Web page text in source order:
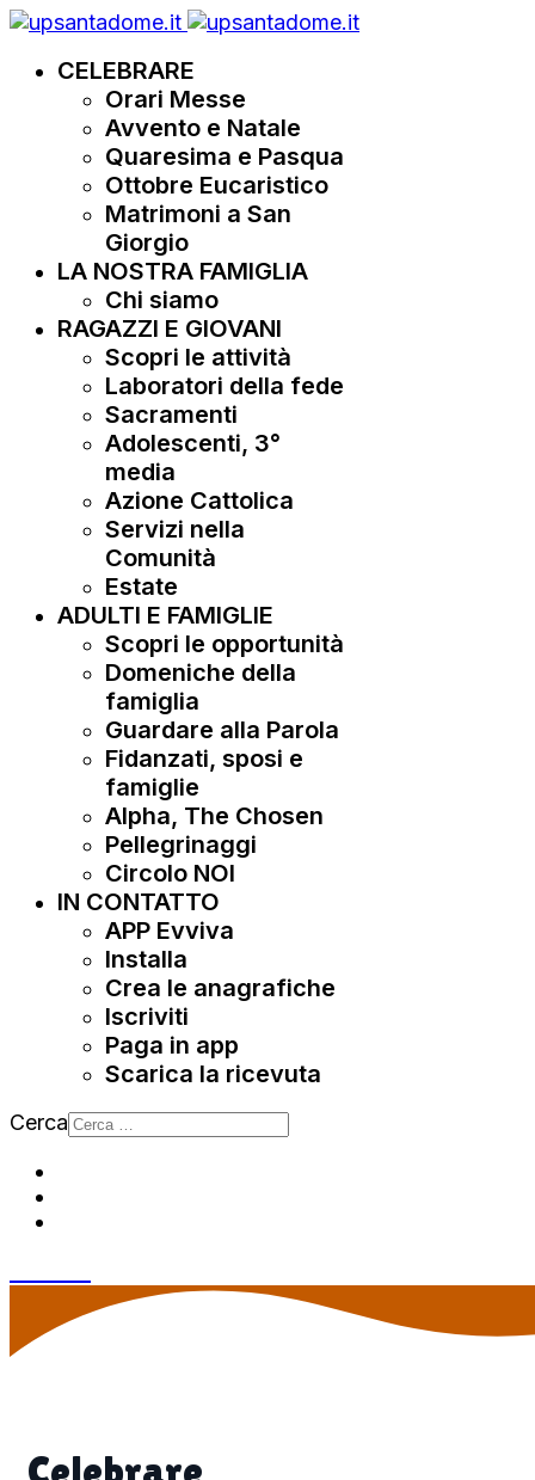
CELEBRARE
Orari Messe
Avvento e Natale
Quaresima e Pasqua
Ottobre Eucaristico
Matrimoni a San
Giorgio
LA NOSTRA FAMIGLIA
Chi siamo
RAGAZZI E GIOVANI
Scopri le attività
Laboratori della fede
Sacramenti
Adolescenti, 3°
media
Azione Cattolica
Servizi nella
Comunità
Estate
ADULTI E FAMIGLIE
Scopri le opportunità
Domeniche della
famiglia
Guardare alla Parola
Fidanzati, sposi e
famiglie
Alpha, The Chosen
Pellegrinaggi
Circolo NOI
IN CONTATTO
APP Evviva
Installa
Crea le anagrafiche
Iscriviti
Paga in app
Scarica la ricevuta
Cerca